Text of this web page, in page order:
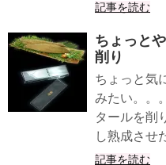
記事を読む
ちょっと
削り
ちょっと気
みたい。。
タールを削
し熟成させ
記事を読む